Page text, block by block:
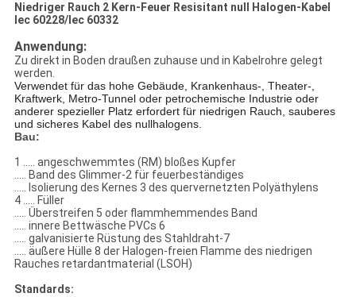
Niedriger Rauch 2 Kern-Feuer Resisitant null Halogen-Kabel
Iec 60228/Iec 60332
Anwendung:
Zu direkt in Boden draußen zuhause und in Kabelrohre gelegt
werden.
Verwendet für das hohe Gebäude, Krankenhaus-, Theater-,
Kraftwerk, Metro-Tunnel oder petrochemische Industrie oder
anderer spezieller Platz erfordert für niedrigen Rauch, sauberes
und sicheres Kabel des nullhalogens.
Bau:
1 ..... angeschwemmtes (RM) bloßes Kupfer
..... Band des Glimmer-2 für feuerbeständiges
..... Isolierung des Kernes 3 des quervernetzten Polyäthylens
4 ..... Füller
..... Überstreifen 5 oder flammhemmendes Band
..... innere Bettwäsche PVCs 6
..... galvanisierte Rüstung des Stahldraht-7
..... äußere Hülle 8 der Halogen-freien Flamme des niedrigen
Rauches retardantmaterial (LSOH)
Standards: